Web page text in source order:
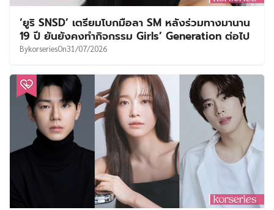
‘ยูริ SNSD’ เตรียมโบกมือลา SM หลังร่วมทางมานาน
19 ปี ยันยังคงทำกิจกรรม Girls’ Generation ต่อไป
BykorseriesOn31/07/2026